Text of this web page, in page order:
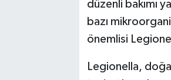
düzenli bakımı
bazı
önemlisi
Legionella,